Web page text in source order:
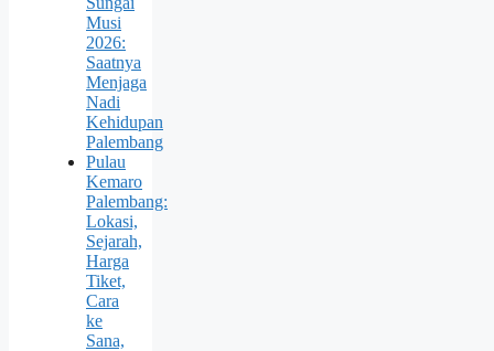
Musi
2026:
Saatnya
Menjaga
Nadi
Kehidupan
Palembang
Pulau
Kemaro
Palembang:
Lokasi,
Sejarah,
Harga
Tiket,
Cara
ke
Sana,